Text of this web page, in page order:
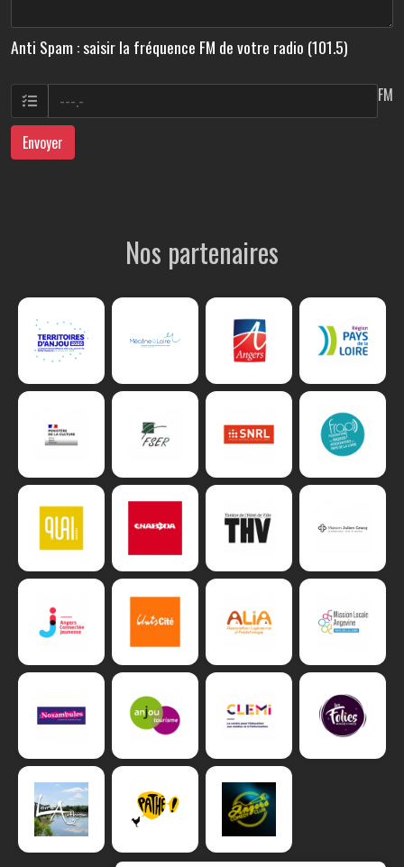
Anti Spam : saisir la fréquence FM de votre radio (101.5)
FM
Envoyer
Nos partenaires